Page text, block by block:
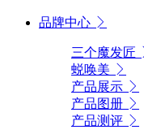
品牌中心
三个魔发匠
蜕唤美
产品展示
产品图册
产品测评